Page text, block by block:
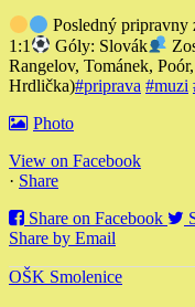
Posledný pripravny
1:1
Góly: Slovák
Rangelov, Tománek,
Hrdlička)#priprava #muzi
Photo
View on Facebook
· Share
Share on Facebook
Share by Email
OŠK Smolenice